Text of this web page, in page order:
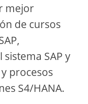
mejor
de cursos
SAP y
procesos
S4/HANA.